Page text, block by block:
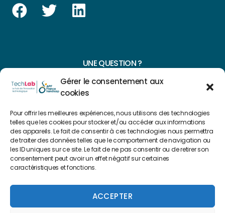
Gérer le consentement aux
cookies
Pour offrir les meilleures expériences, nous utilisons des technologies
telles que les cookies pour stocker et/ou accéder aux informations
des appareils. Le fait de consentir à ces technologies nous permettra
de traiter des données telles que le comportement de navigation ou
les ID uniques sur ce site. Le fait de ne pas consentir ou de retirer son
consentement peut avoir un effet négatif sur certaines
caractéristiques et fonctions.
ACCEPTER
UNE QUESTION ?
CONTACTEZ-NOUS
NAVIGUER SUR NOTRE SITE
Plan du site
FAIRE UN DON
Copyright 2022 © Créé par